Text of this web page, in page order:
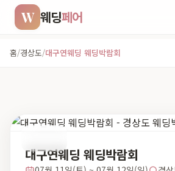
W 웨딩페어
홈/경상도/대구연웨딩 웨딩박람회
대구연웨딩 웨딩박람회